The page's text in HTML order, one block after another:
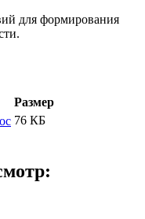
для формирования
Размер
76 КБ